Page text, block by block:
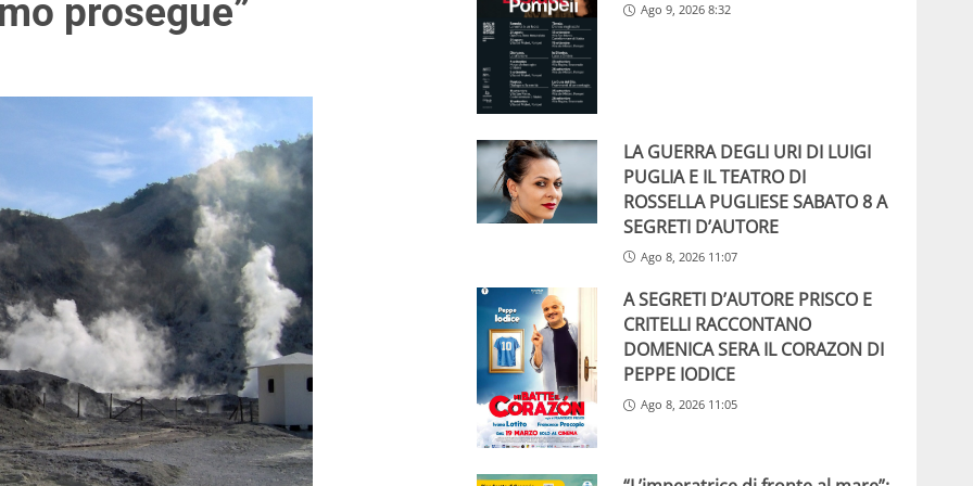
prosegue” Ago 9, 2026 8:32
LA GUERRA DEGLI URI DI LUIGI
PUGLIA E IL TEATRO DI
ROSSELLA PUGLIESE SABATO 8 A
SEGRETI D’AUTORE
Ago 8, 2026 11:07
A SEGRETI D’AUTORE PRISCO E
CRITELLI RACCONTANO
DOMENICA SERA IL CORAZON DI
PEPPE IODICE
Ago 8, 2026 11:05